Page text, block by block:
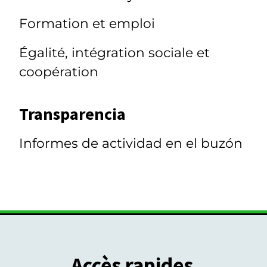
Formation et emploi
Égalité, intégration sociale et
coopération
Transparencia
Informes de actividad en el buzón